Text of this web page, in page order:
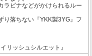
ラビナなどがかけられるルー
り落ちない『YKK製3YG』フ
リッシュシルエット』